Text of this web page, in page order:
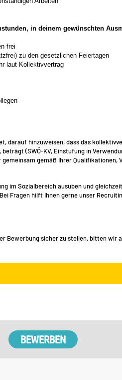
in deinem gewünschten
frei
zu den gesetzlichen Feiertagen
laut Kollektivvertrag
hinzuweisen, dass das
(SWÖ-KV, Einstufung in
gemäß Ihrer Qualifikationen,
im Sozialbereich ausüben und
Fragen hilft Ihnen gerne unser
Bewerbung sicher zu stellen, bitten wir